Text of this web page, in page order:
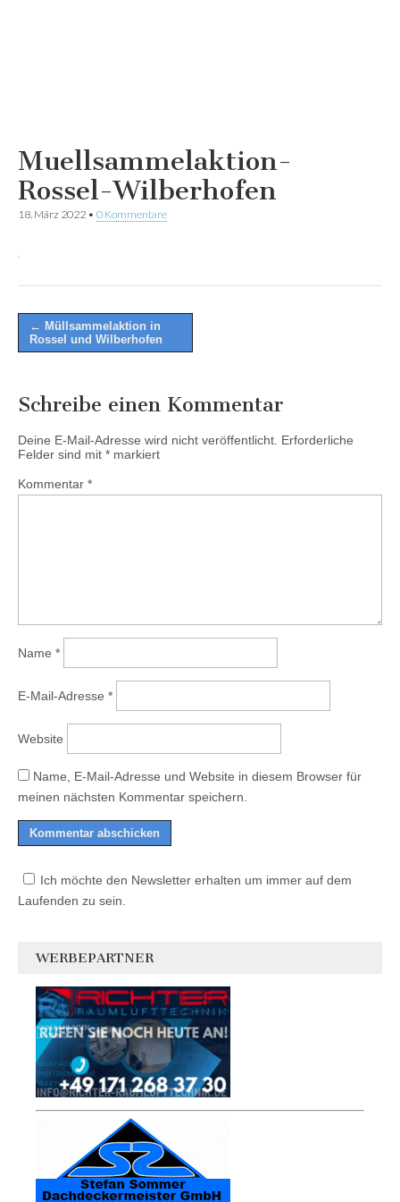
Muellsammelaktion-
Rossel-Wilberhofen
18. März 2022 • 0 Kommentare
Post
navigation
← Müllsammelaktion in
Rossel und Wilberhofen
Schreibe einen Kommentar
Deine E-Mail-Adresse wird nicht veröffentlicht. Erforderliche
Felder sind mit * markiert
Kommentar *
Name *
E-Mail-Adresse *
Website
Name, E-Mail-Adresse und Website in diesem Browser für
meinen nächsten Kommentar speichern.
Ich möchte den Newsletter erhalten um immer auf dem
Laufenden zu sein.
WERBEPARTNER